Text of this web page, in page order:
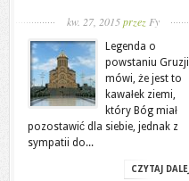
kw. 27, 2015przez Fy
Legenda o
powstaniu Gruzji
mówi, że jest to
kawałek ziemi,
który Bóg miał
pozostawić dla siebie, jednak z
sympatii do...
CZYTAJ DALEJ